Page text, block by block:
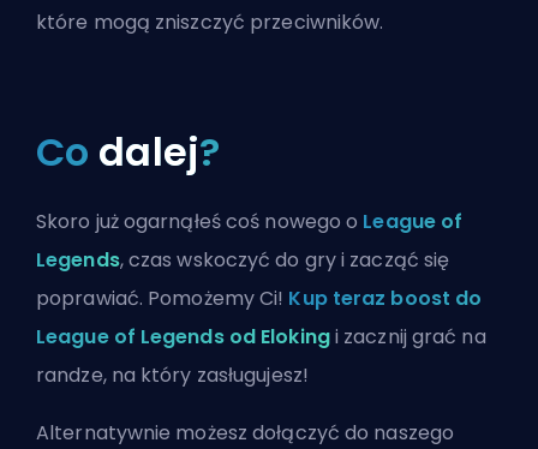
które mogą zniszczyć przeciwników.
Co dalej?
Skoro już ogarnąłeś coś nowego o League of
Legends, czas wskoczyć do gry i zacząć się
poprawiać. Pomożemy Ci! Kup teraz boost do
League of Legends od Elokingi zacznij grać na
randze, na który zasługujesz!
Alternatywnie możeszdołączyć do naszego